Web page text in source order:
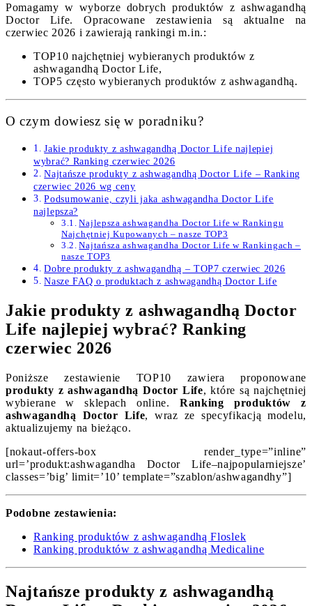
Pomagamy w wyborze dobrych produktów z ashwagandhą
Doctor Life. Opracowane zestawienia są aktualne na
czerwiec 2026 i zawierają rankingi m.in.:
TOP10 najchętniej wybieranych produktów z
ashwagandhą Doctor Life,
TOP5 często wybieranych produktów z ashwagandhą.
O czym dowiesz się w poradniku?
Jakie produkty z ashwagandhą Doctor Life najlepiej
wybrać? Ranking czerwiec 2026
Najtańsze produkty z ashwagandhą Doctor Life – Ranking
czerwiec 2026 wg ceny
Podsumowanie, czyli jaka ashwagandha Doctor Life
najlepsza?
Najlepsza ashwagandha Doctor Life w Rankingu
Najchętniej Kupowanych – nasze TOP3
Najtańsza ashwagandha Doctor Life w Rankingach –
nasze TOP3
Dobre produkty z ashwagandhą – TOP7 czerwiec 2026
Nasze FAQ o produktach z ashwagandhą Doctor Life
Jakie produkty z ashwagandhą Doctor
Life najlepiej wybrać? Ranking
czerwiec 2026
Poniższe zestawienie TOP10 zawiera proponowane
produkty z ashwagandhą Doctor Life, które są najchętniej
wybierane w sklepach online. Ranking produktów z
ashwagandhą Doctor Life, wraz ze specyfikacją modelu,
aktualizujemy na bieżąco.
[nokaut-offers-box render_type=”inline”
url=’produkt:ashwagandha Doctor Life–najpopularniejsze’
classes=’big’ limit=’10’ template=”szablon/ashwagandhy”]
Podobne zestawienia:
Ranking produktów z ashwagandhą Floslek
Ranking produktów z ashwagandhą Medicaline
Najtańsze produkty z ashwagandhą